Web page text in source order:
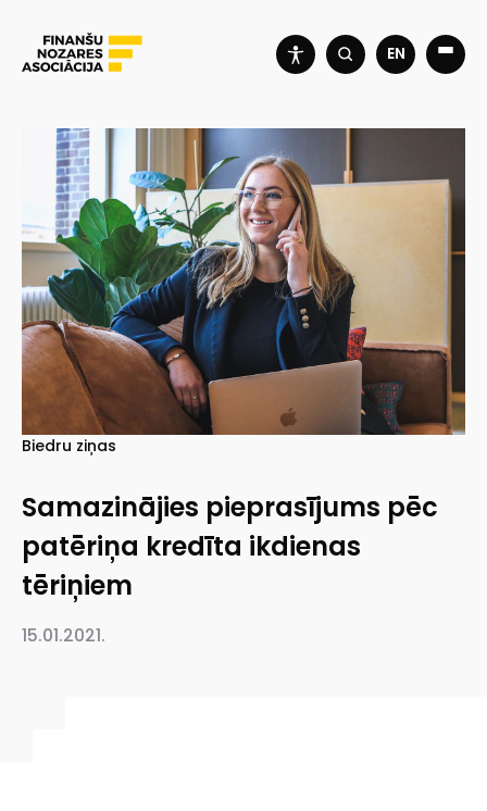
EN
Biedru ziņas
Samazinājies pieprasījums pēc
patēriņa kredīta ikdienas
tēriņiem
15.01.2021.